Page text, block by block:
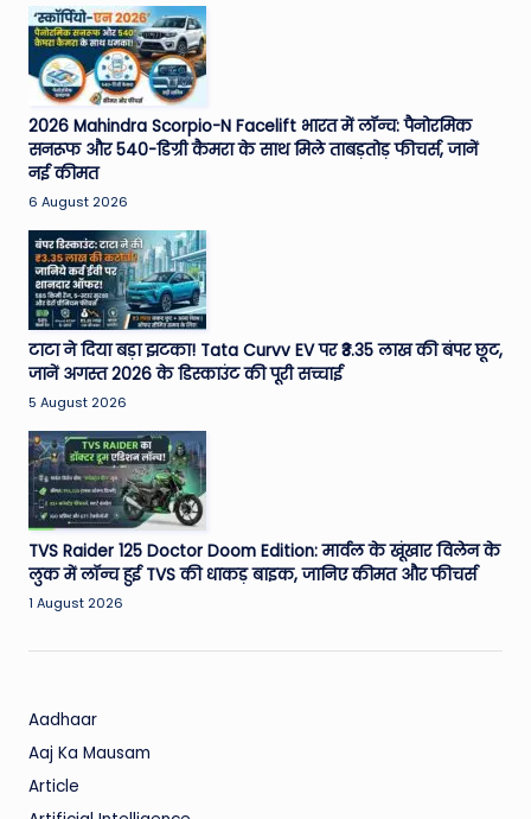
ro
u
n
d
T
h
e
W
o
rl
d
2026 Mahindra Scorpio-N Facelift भारत में लॉन्च: पैनोरमिक
सनरूफ और 540-डिग्री कैमरा के साथ मिले ताबड़तोड़ फीचर्स, जानें
नई कीमत
6 August 2026
टाटा ने दिया बड़ा झटका! Tata Curvv EV पर ₹3.35 लाख की बंपर छूट,
जानें अगस्त 2026 के डिस्काउंट की पूरी सच्चाई
5 August 2026
TVS Raider 125 Doctor Doom Edition: मार्वल के खूंखार विलेन के
लुक में लॉन्च हुई TVS की धाकड़ बाइक, जानिए कीमत और फीचर्स
1 August 2026
Aadhaar
Aaj Ka Mausam
Article